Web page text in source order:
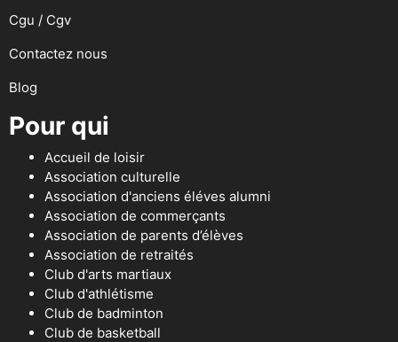
Cgu / Cgv
Contactez nous
Blog
Pour qui
Accueil de loisir
Association culturelle
Association d'anciens éléves alumni
Association de commerçants
Association de parents d’élèves
Association de retraités
Club d'arts martiaux
Club d'athlétisme
Club de badminton
Club de basketball